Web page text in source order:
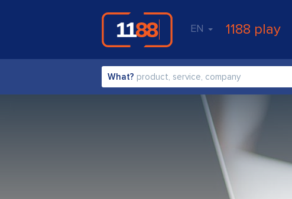
EN 1188 play
What?